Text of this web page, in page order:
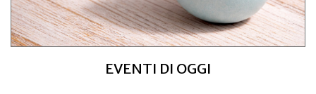
EVENTI DI OGGI